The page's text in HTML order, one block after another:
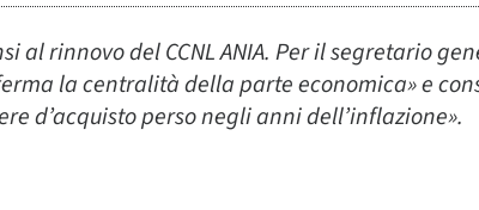
al rinnovo del CCNL ANIA. Per il segretario
la centralità della parte economica» e
d’acquisto perso negli anni dell’inflazione».